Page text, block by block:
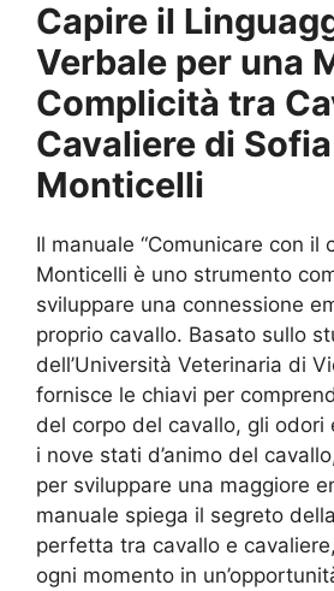
Capire il
Verbale per una
Complicità tra
Cavaliere di Sofia
Monticelli
Il manuale “Comunicare con il
Monticelli è uno strumento
sviluppare una connessione
proprio cavallo. Basato sullo
dell’Università Veterinaria di
fornisce le chiavi per
del corpo del cavallo, gli odori
i nove stati d’animo del
per sviluppare una maggiore
manuale spiega il segreto
perfetta tra cavallo e
ogni momento in